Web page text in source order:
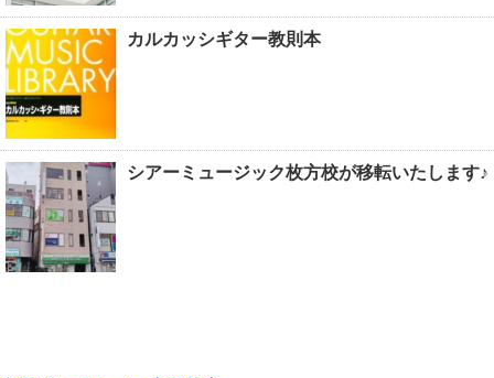
カルカッシギター教則本
シアーミュージック枚方校が移転いたします♪